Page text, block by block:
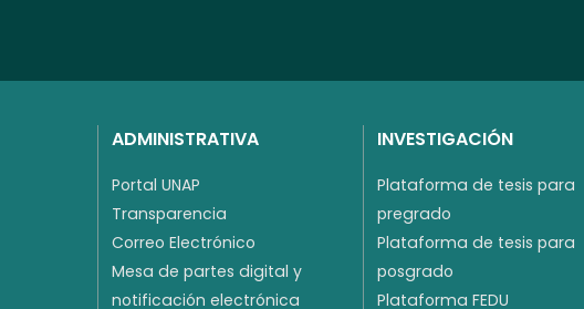
ADMINISTRATIVA
Portal UNAP
Transparencia
Correo Electrónico
Mesa de partes digital y
notificación electrónica
INVESTIGACIÓN
Plataforma de tesis para
pregrado
Plataforma de tesis para
posgrado
Plataforma FEDU